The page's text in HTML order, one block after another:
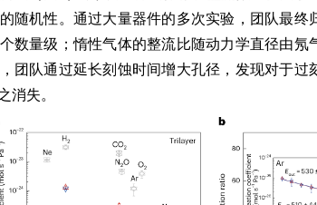
随机性。通过大量器件的多次实验，团队最
数量级；惰性气体的整流比随动力学直径由
团队通过延长刻蚀时间增大孔径，发现对于过
消失。